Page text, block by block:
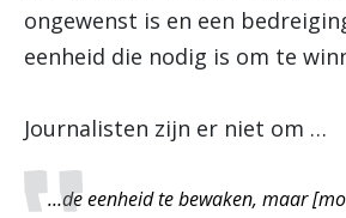
ongewenst is en een
eenheid die nodig is om te
Journalisten zijn er niet om …
…de eenheid te bewaken, maar